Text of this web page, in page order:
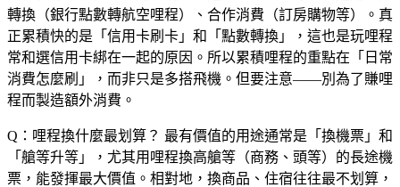
轉換（銀行點數轉航空哩程）、合作消費（訂房購物等）。真
正累積快的是「信用卡刷卡」和「點數轉換」，這也是玩哩程
常和選信用卡綁在一起的原因。所以累積哩程的重點在「日常
消費怎麼刷」，而非只是多搭飛機。但要注意——別為了賺哩
程而製造額外消費。
Q：哩程換什麼最划算？ 最有價值的用途通常是「換機票」和
「艙等升等」，尤其用哩程換高艙等（商務、頭等）的長途機
票，能發揮最大價值。相對地，換商品、住宿往往最不划算，